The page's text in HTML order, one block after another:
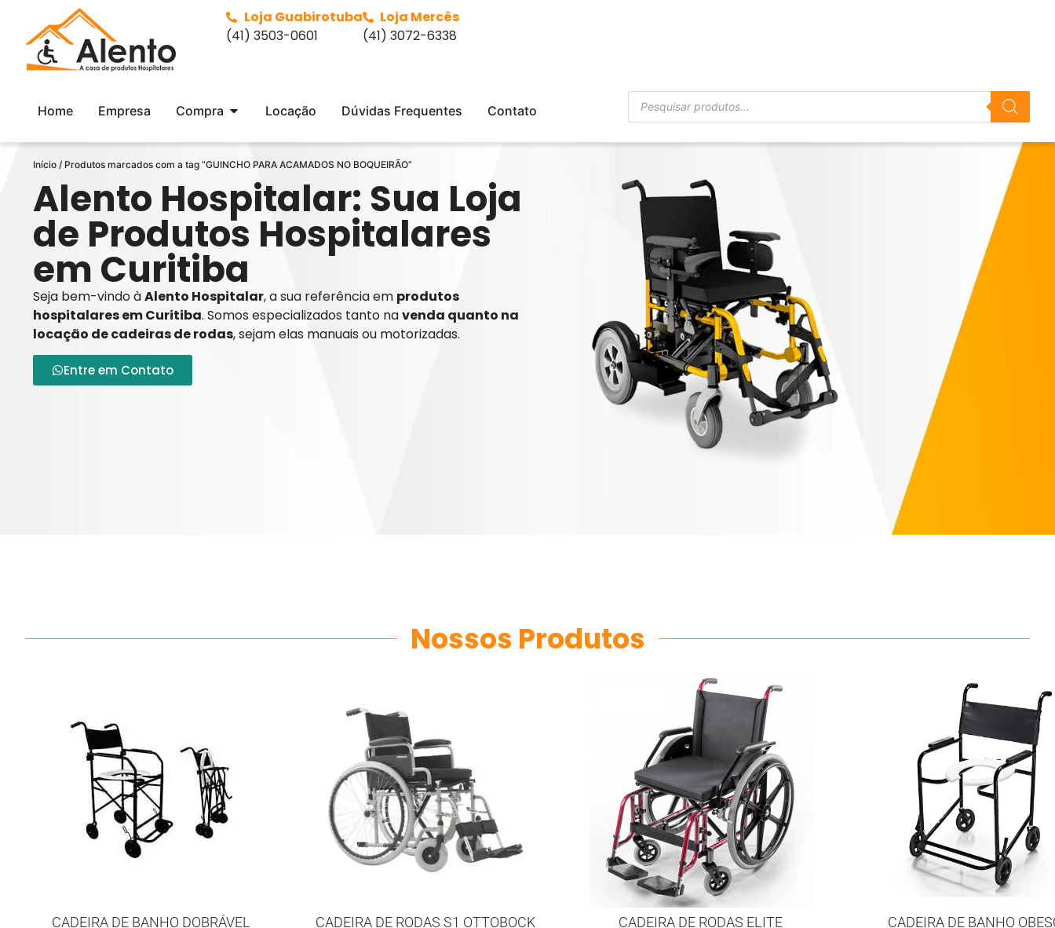
Loja Guabirotuba
(41) 3503-0601
Loja Mercês
(41) 3072-6338
Home Empresa Compra Locação Dúvidas Frequentes Contato
Início / Produtos marcados com a tag “GUINCHO PARA ACAMADOS NO BOQUEIRÃO”
Alento Hospitalar: Sua Loja
de Produtos Hospitalares
em Curitiba
Seja bem-vindo àAlento Hospitalar, a sua referência em produtos
hospitalares em Curitiba. Somos especializados tanto navenda quanto na
locação de cadeiras de rodas, sejam elas manuais ou motorizadas.
Entre em Contato
Nossos Produtos
CADEIRA DE BANHO DOBRÁVEL
CADEIRA DE RODAS S1 OTTOBOCK
CADEIRA DE RODAS ELITE
CADEIRA DE BANHO